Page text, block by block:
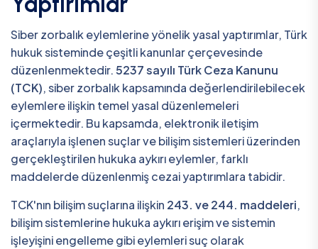
Siber zorbalık eylemlerine yönelik yasal yaptırımlar, Türk
hukuk sisteminde çeşitli kanunlar çerçevesinde
düzenlenmektedir.5237 sayılı Türk Ceza Kanunu
(TCK), siber zorbalık kapsamında değerlendirilebilecek
eylemlere ilişkin temel yasal düzenlemeleri
içermektedir. Bu kapsamda, elektronik iletişim
araçlarıyla işlenen suçlar ve bilişim sistemleri üzerinden
gerçekleştirilen hukuka aykırı eylemler, farklı
maddelerde düzenlenmiş cezai yaptırımlara tabidir.
TCK'nın bilişim suçlarına ilişkin 243. ve 244. maddeleri,
bilişim sistemlerine hukuka aykırı erişim ve sistemin
işleyişini engelleme gibi eylemleri suç olarak